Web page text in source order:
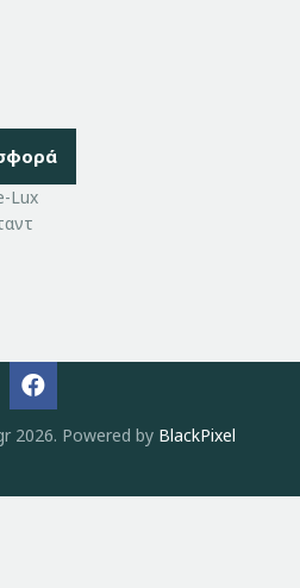
Lux
2026. Powered by BlackPixel